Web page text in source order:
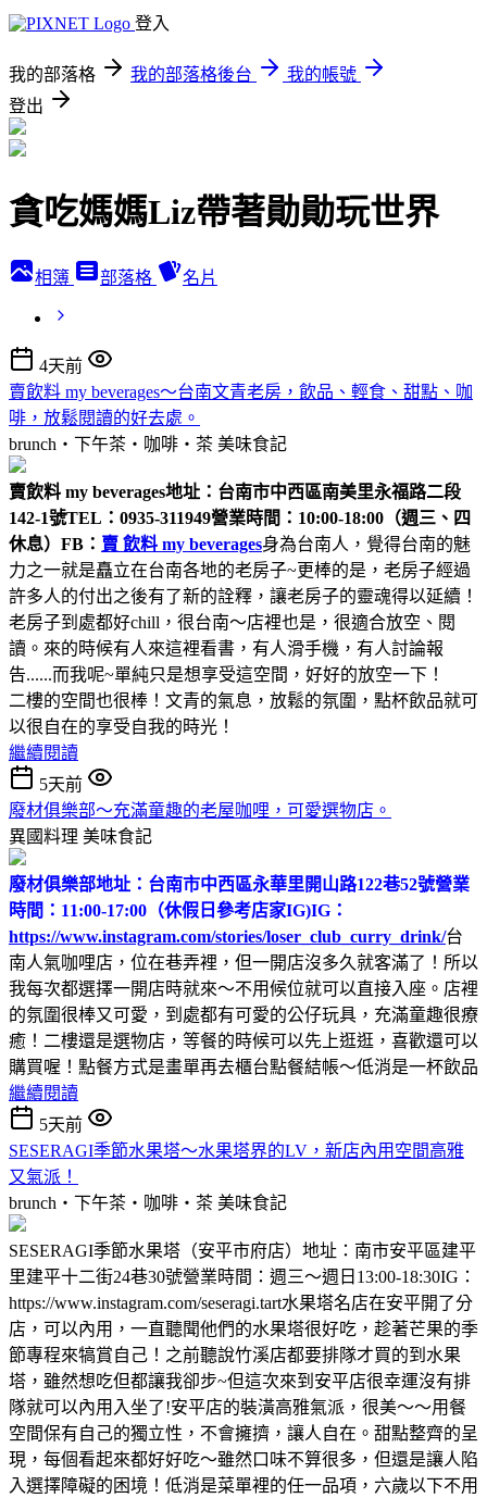
登入
我的部落格 我的部落格後台
我的帳號
登出
貪吃媽媽Liz帶著勛勛玩世界
相簿 部落格 名片
4天前
賣飲料 my beverages～台南文青老房，飲品、輕食、甜點、咖
啡，放鬆閱讀的好去處。
brunch‧下午茶‧咖啡‧茶 美味食記
賣飲料 my beverages地址：台南市中西區南美里永福路二段
142-1號TEL：0935-311949營業時間：10:00-18:00（週三、四
休息） FB： 賣 飲料 my beverages身為台南人，覺得台南的魅
力之一就是矗立在台南各地的老房子~更棒的是，老房子經過
許多人的付出之後有了新的詮釋，讓老房子的靈魂得以延續！
老房子到處都好chill，很台南～店裡也是，很適合放空、閱
讀。來的時候有人來這裡看書，有人滑手機，有人討論報
告......而我呢~單純只是想享受這空間，好好的放空一下！
二樓的空間也很棒！文青的氣息，放鬆的氛圍，點杯飲品就可
以很自在的享受自我的時光！
繼續閱讀
5天前
廢材俱樂部～充滿童趣的老屋咖哩，可愛選物店。
異國料理 美味食記
廢材俱樂部地址：台南市中西區永華里開山路122巷52號營業
時間：11:00-17:00（休假日參考店家IG)IG：
https://www.instagram.com/stories/loser_club_curry_drink/台
南人氣咖哩店，位在巷弄裡，但一開店沒多久就客滿了！所以
我每次都選擇一開店時就來～不用候位就可以直接入座。店裡
的氛圍很棒又可愛，到處都有可愛的公仔玩具，充滿童趣很療
癒！二樓還是選物店，等餐的時候可以先上逛逛，喜歡還可以
購買喔！點餐方式是畫單再去櫃台點餐結帳～低消是一杯飲品
繼續閱讀
5天前
SESERAGI季節水果塔～水果塔界的LV，新店內用空間高雅
又氣派！
brunch‧下午茶‧咖啡‧茶 美味食記
SESERAGI季節水果塔（安平市府店）地址：南市安平區建平
里建平十二街24巷30號營業時間：週三～週日13:00-18:30IG：
https://www.instagram.com/seseragi.tart水果塔名店在安平開了分
店，可以內用，一直聽聞他們的水果塔很好吃，趁著芒果的季
節專程來犒賞自己！之前聽說竹溪店都要排隊才買的到水果
塔，雖然想吃但都讓我卻步~但這次來到安平店很幸運沒有排
隊就可以內用入坐了!安平店的裝潢高雅氣派，很美～～用餐
空間保有自己的獨立性，不會擁擠，讓人自在。甜點整齊的呈
現，每個看起來都好好吃～雖然口味不算很多，但還是讓人陷
入選擇障礙的困境！低消是菜單裡的任一品項，六歲以下不用